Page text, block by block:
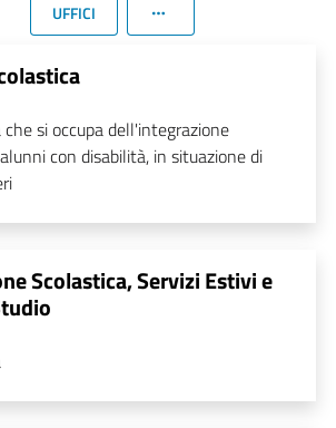
UFFICI
si occupa dell'integrazione
con disabilità, in situazione di
Scolastica, Servizi Estivi e